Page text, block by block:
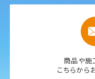
商品や施
こちらから